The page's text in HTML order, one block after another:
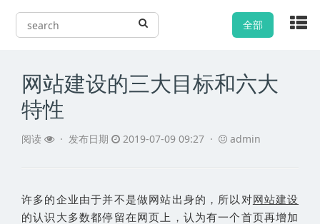
全部
网站建设的三大目标和六大
特性
阅读 · 发布日期 2019-07-09 09:27 · admin
许多的企业由于并不是做网站出身的，所以对网站建设
的认识大多数都停留在网页上，认为有一个首页再增加